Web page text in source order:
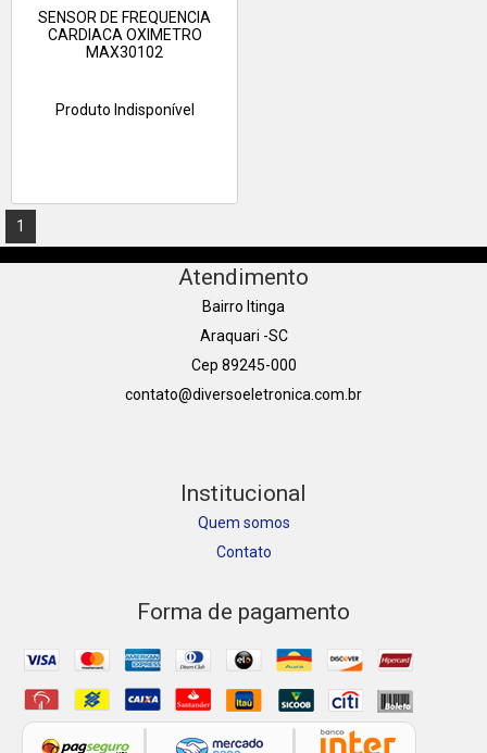
SENSOR DE FREQUENCIA
CARDIACA OXIMETRO
MAX30102
Produto Indisponível
1
Atendimento
Bairro Itinga
Araquari -SC
Cep 89245-000
contato@diversoeletronica.com.br
Institucional
Quem somos
Contato
Forma de pagamento